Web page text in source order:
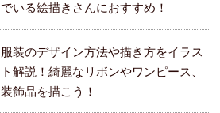
でいる絵描きさんにおすすめ！
服装のデザイン方法や描き方をイラス
ト解説！綺麗なリボンやワンピース、
装飾品を描こう！